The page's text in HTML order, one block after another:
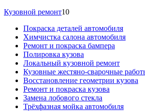
Кузовной ремонт10
Покраска деталей автомобиля
Химчистка салона автомобиля
Ремонт и покраска бампера
Полировка кузова
Локальный кузовной ремонт
Кузовные жестяно-сварочные
Восстановление геометрии кузова
Ремонт и покраска кузова
Замена лобового стекла
Трёхфазная мойка автомобиля